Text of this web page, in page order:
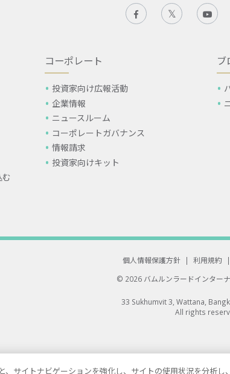
む
コーポレート
投資家向け広報活動
企業情報
ニュースルーム
コーポレートガバナンス
情報請求
投資家向けキット
ブ
個人情報保護方針 | 利用規約 |
© 2026 バムルンラードインター
33 Sukhumvit 3, Wattana,
All rights
、サイトナビゲーションを強化し、サイトの使用状況を分析し